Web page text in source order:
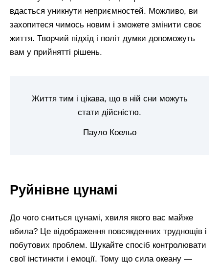
вдасться уникнути неприємностей. Можливо, ви
захопитеся чимось новим і зможете змінити своє
життя. Творчий підхід і політ думки допоможуть
вам у прийнятті рішень.
Життя тим і цікава, що в ній сни можуть
стати дійсністю.
Пауло Коельо
Руйнівне цунамі
До чого сниться цунамі, хвиля якого вас майже
вбила? Це відображення повсякденних труднощів і
побутових проблем. Шукайте спосіб контролювати
свої інстинкти і емоції. Тому що сила океану —